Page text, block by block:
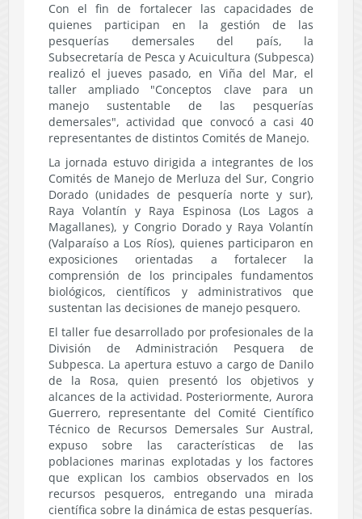
Con el fin de fortalecer las capacidades de
quienes participan en la gestión de las
pesquerías demersales del país, la
Subsecretaría de Pesca y Acuicultura (Subpesca)
realizó el jueves pasado, en Viña del Mar, el
taller ampliado "Conceptos clave para un
manejo sustentable de las pesquerías
demersales", actividad que convocó a casi 40
representantes de distintos Comités de Manejo.
La jornada estuvo dirigida a integrantes de los
Comités de Manejo de Merluza del Sur, Congrio
Dorado (unidades de pesquería norte y sur),
Raya Volantín y Raya Espinosa (Los Lagos a
Magallanes), y Congrio Dorado y Raya Volantín
(Valparaíso a Los Ríos), quienes participaron en
exposiciones orientadas a fortalecer la
comprensión de los principales fundamentos
biológicos, científicos y administrativos que
sustentan las decisiones de manejo pesquero.
El taller fue desarrollado por profesionales de la
División de Administración Pesquera de
Subpesca. La apertura estuvo a cargo de Danilo
de la Rosa, quien presentó los objetivos y
alcances de la actividad. Posteriormente, Aurora
Guerrero, representante del Comité Científico
Técnico de Recursos Demersales Sur Austral,
expuso sobre las características de las
poblaciones marinas explotadas y los factores
que explican los cambios observados en los
recursos pesqueros, entregando una mirada
científica sobre la dinámica de estas pesquerías.